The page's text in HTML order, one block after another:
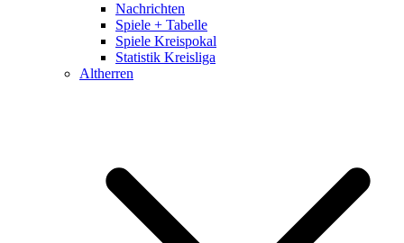
Nachrichten
Spiele + Tabelle
Spiele Kreispokal
Statistik Kreisliga
Altherren